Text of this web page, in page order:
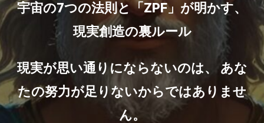
宇宙の7つの法則と「ZPF」が明かす、
現実創造の裏ルール
現実が思い通りにならないのは、 あな
たの努力が足りないからではありませ
ん。